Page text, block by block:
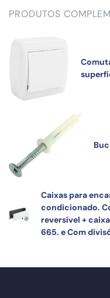
PRODUTOS
Caixas para
condicionado.
reversível +
665. e Com